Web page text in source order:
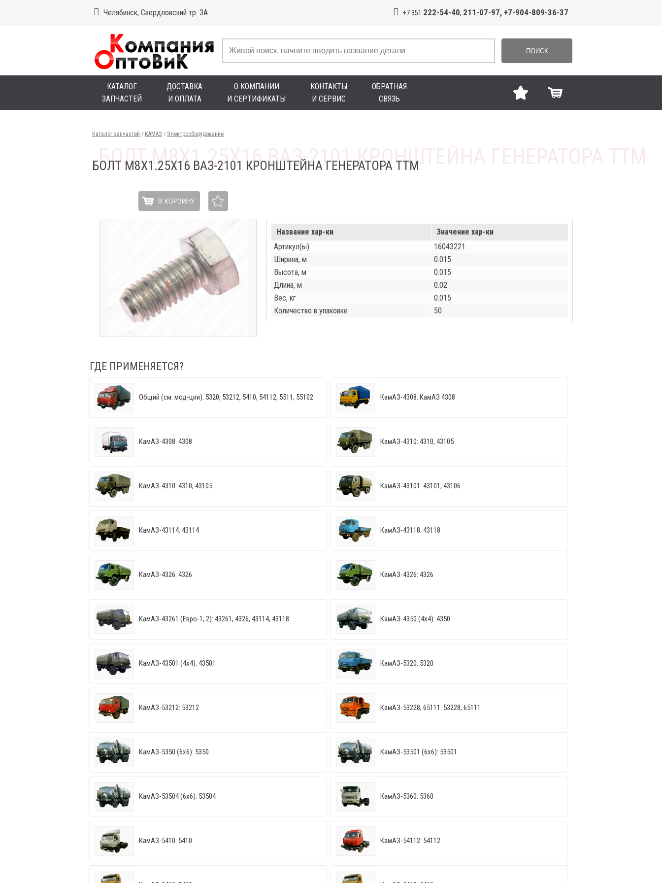
Челябинск, Свердловский тр. 3А +7 351 222-54-40, 211-07-97, +7-904-809-36-37
ПОИСК
КАТАЛОГ
ЗАПЧАСТЕЙ
ДОСТАВКА
И ОПЛАТА
О КОМПАНИИ
И СЕРТИФИКАТЫ
КОНТАКТЫ
И СЕРВИС
ОБРАТНАЯ
СВЯЗЬ
Каталог запчастей / КАМАЗ / Электрооборудование
БОЛТ М8Х1.25Х16 ВАЗ-2101 КРОНШТЕЙНА ГЕНЕРАТОРА ТТМ
В КОРЗИНУ
Название хар-ки
Значение хар-ки
Артикул(ы)
16043221
Ширина, м
0.015
Высота, м
0.015
Длина, м
0.02
Вес, кг
0.015
Количество в упаковке
50
ГДЕ ПРИМЕНЯЕТСЯ?
Общий (см. мод-ции): 5320, 53212, 5410, 54112, 5511, 55102 КамАЗ-4308: КамАЗ 4308
КамАЗ-4308: 4308 КамАЗ-4310: 4310, 43105
КамАЗ-4310: 4310, 43105 КамАЗ-43101: 43101, 43106
КамАЗ-43114: 43114 КамАЗ-43118: 43118
КамАЗ-4326: 4326 КамАЗ-4326: 4326
КамАЗ-43261 (Евро-1, 2): 43261, 4326, 43114, 43118 КамАЗ-4350 (4х4): 4350
КамАЗ-43501 (4х4): 43501 КамАЗ-5320: 5320
КамАЗ-53212: 53212 КамАЗ-53228, 65111: 53228, 65111
КамАЗ-5350 (6х6): 5350 КамАЗ-53501 (6х6): 53501
КамАЗ-53504 (6х6): 53504 КамАЗ-5360: 5360
КамАЗ-5410: 5410 КамАЗ-54112: 54112